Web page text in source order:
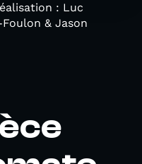
: Luc
& Jason